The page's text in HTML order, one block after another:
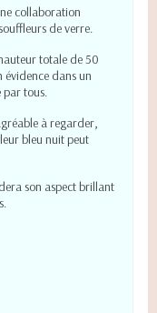
collaboration
de verre.
totale de 50
évidence dans un
tous.
à regarder,
bleu nuit peut
son aspect brillant